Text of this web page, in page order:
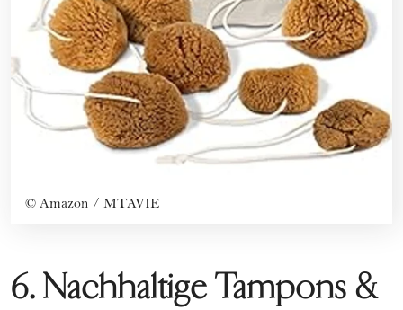
© Amazon / MTAVIE
6. Nachhaltige Tampons &